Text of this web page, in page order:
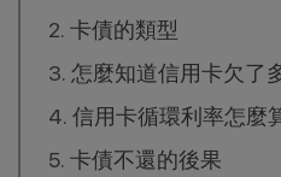
卡債的類型
怎麼知道信用卡欠了
信用卡循環利率怎麼
卡債不還的後果